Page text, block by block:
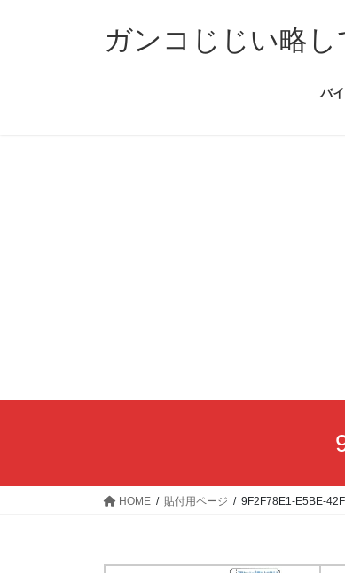
ガンコじじい略
バ
HOME 貼付用ページ 9F2F78E1-E5BE-